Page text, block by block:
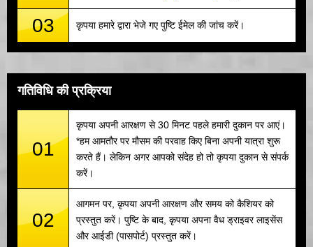
03 कृपया हमारे द्वारा भेजे गए पुष्टि ईमेल की जांच करें।
गतिविधि की प्रक्रिया
01
कृपया अपनी आरक्षण से 30 मिनट पहले हमारी दुकान पर आएं।
*हम आमतौर पर मौसम की परवाह किए बिना अपनी यात्रा शुरू
करते हैं। लेकिन अगर आपको संदेह हो तो कृपया दुकान से संपर्क
करें।
02
आगमन पर, कृपया अपनी आरक्षण और समय को कैशियर को
प्रस्तुत करें। पुष्टि के बाद, कृपया अपना वैध ड्राइवर लाइसेंस
और आईडी (पासपोर्ट) प्रस्तुत करें।